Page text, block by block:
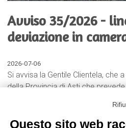
Avviso 35/2026 -
deviazione in
2026-07-06
Si avvisa la Gentile Clientela, che
della Provincia di Asti che
Villanova – Cinaglio – Asti subirà
conseguenzatutte le fermate
Questo sito web